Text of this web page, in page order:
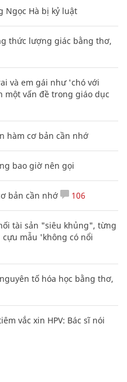
Ngọc Hà bị kỷ luật
thức lượng giác bằng thơ,
và em gái như 'chó với
vấn đề trong giáo dục
hàm cơ bản cần nhớ
bao giờ nên gọi
bản cần nhớ 106
tài sản "siêu khủng", từng
mẫu 'không có nổi
tố hóa học bằng thơ,
vắc xin HPV: Bác sĩ nói